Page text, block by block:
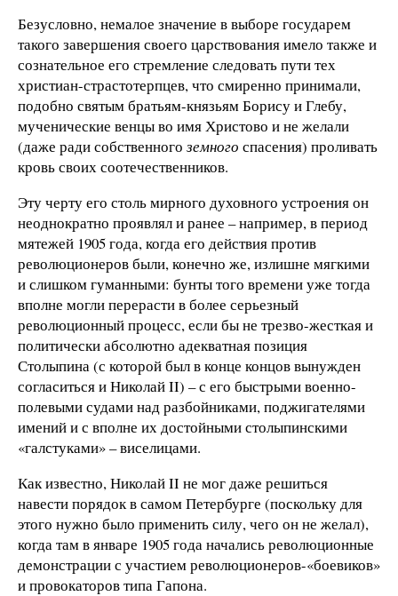
Безусловно, немалое значение в выборе государем
такого завершения своего царствования имело также и
сознательное его стремление следовать пути тех
христиан-страстотерпцев, что смиренно принимали,
подобно святым братьям-князьям Борису и Глебу,
мученические венцы во имя Христово и не желали
(даже ради собственногоземного спасения) проливать
кровь своих соотечественников.
Эту черту его столь мирного духовного устроения он
неоднократно проявлял и ранее – например, в период
мятежей 1905 года, когда его действия против
революционеров были, конечно же, излишне мягкими
и слишком гуманными: бунты того времени уже тогда
вполне могли перерасти в более серьезный
революционный процесс, если бы не трезво-жесткая и
политически абсолютно адекватная позиция
Столыпина (с которой был в конце концов вынужден
согласиться и Николай II) – с его быстрыми военно-
полевыми судами над разбойниками, поджигателями
имений и с вполне их достойными столыпинскими
«галстуками» – виселицами.
Как известно, Николай II не мог даже решиться
навести порядок в самом Петербурге (поскольку для
этого нужно было применить силу, чего он не желал),
когда там в январе 1905 года начались революционные
демонстрации с участием революционеров-«боевиков»
и провокаторов типа Гапона.